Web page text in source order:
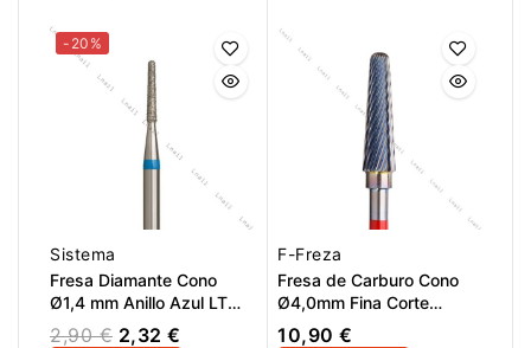
Ideal para eliminar
grandes cantidades de
material artificial.
instrumentos de
manicura y pedicura.
Sus cerdas resistentes
ayudan a eliminar polvo,
restos de limado y
residuos de producto
de forma rápida y
eficaz. Ideal para uso
profesional y
mantenimiento diario de
herramientas.
-20%
Sistema
Fresa Diamante Cono
Ø1,4 mm Anillo Azul LT
6,0 mm
2,90 € 2,32 €
F-Freza
Fresa de Carburo Cono
Ø4,0mm Fina Corte
Espiral LT 14,5mm
10,90 €